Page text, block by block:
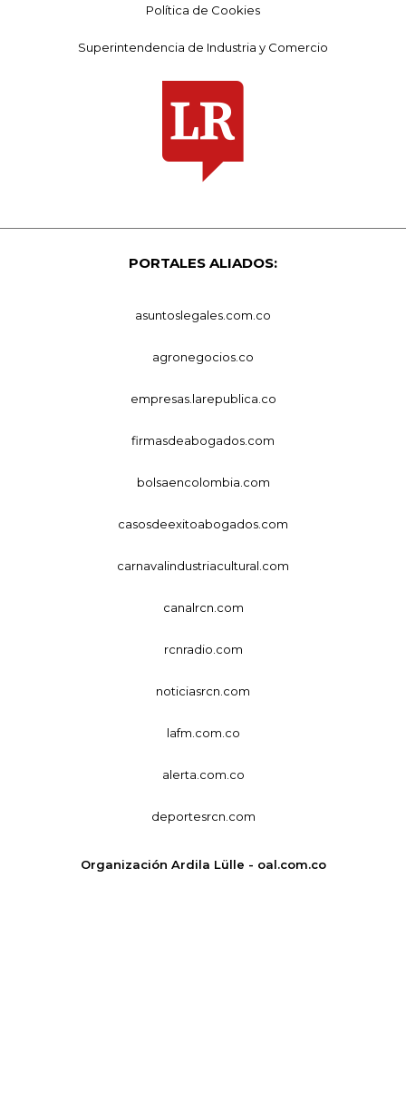
Política de Cookies
Superintendencia de Industria y Comercio
PORTALES ALIADOS:
asuntoslegales.com.co
agronegocios.co
empresas.larepublica.co
firmasdeabogados.com
bolsaencolombia.com
casosdeexitoabogados.com
carnavalindustriacultural.com
canalrcn.com
rcnradio.com
noticiasrcn.com
lafm.com.co
alerta.com.co
deportesrcn.com
Organización Ardila Lülle - oal.com.co